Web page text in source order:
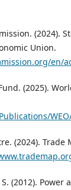
(2024).
Union.
en/
(2025).
(2024). Trade
(2012). Power